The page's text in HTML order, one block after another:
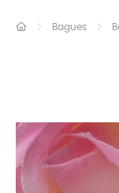
Bagues